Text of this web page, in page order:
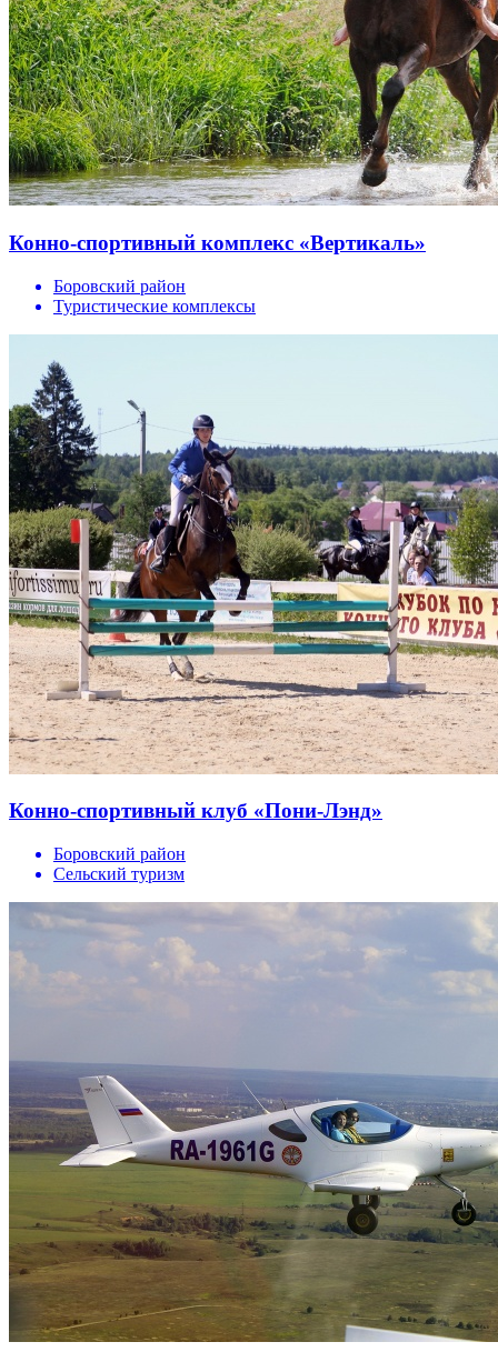
Конно-спортивный комплекс «Вертикаль»
Боровский район
Туристические комплексы
Конно-спортивный клуб «Пони-Лэнд»
Боровский район
Сельский туризм